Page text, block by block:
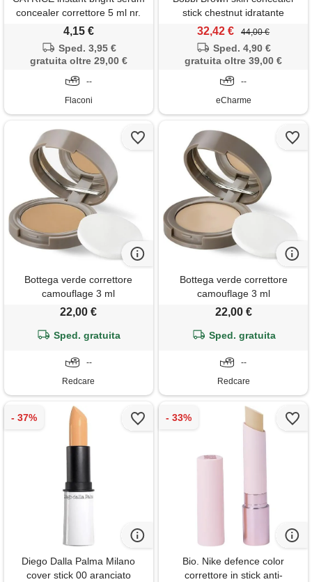
concealer correttore 5 ml nr.
033c
4,15 €
Sped. 3,95 €
gratuita oltre 29,00 €
--
Flaconi
stick chestnut idratante
levigante lunga tenuta leggero
32,42 € 44,00 €
Sped. 4,90 €
gratuita oltre 39,00 €
--
eCharme
Bottega verde correttore
camouflage 3 ml
22,00 €
Sped. gratuita
--
Redcare
Bottega verde correttore
camouflage 3 ml
22,00 €
Sped. gratuita
--
Redcare
Diego Dalla Palma Milano
cover stick 00 aranciato
Bio. Nike defence color
correttore in stick anti-